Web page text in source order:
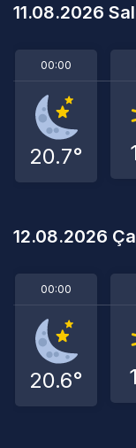
11.08.2026
00:00
20.7°
12.08.2026
00:00
20.6°